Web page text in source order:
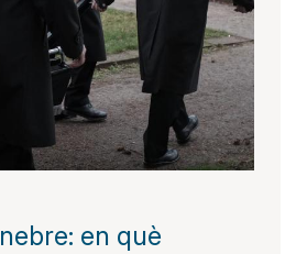
en què